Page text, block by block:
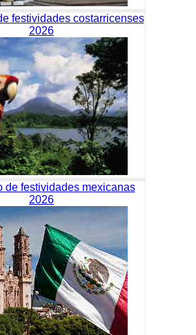
festividades costarricenses
2026
de festividades mexicanas
2026